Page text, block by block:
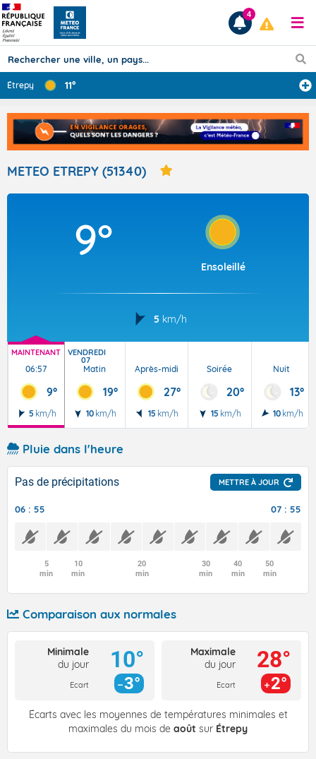
Prévisions
TOUS LES RÉSULTATS
Articles
4
Étrepy 11°
METEO ETREPY (51340)
9°
Ensoleillé
5 km/h
MAINTENANT
06:57
9°
5 km/h
VENDREDI
07
Matin
19°
10 km/h
Après-midi
27°
15 km/h
Soirée
20°
15 km/h
Nuit
13°
10 km/h
Pluie dans l'heure
Pas de précipitations METTRE À JOUR
06 : 55 07 : 55
5
min
10
min
20
min
30
min
40
min
50
min
Comparaison aux normales
Minimale
du jour
Ecart
10°
3°
Maximale
du jour
Ecart
28°
2°
Écarts avec les moyennes de températures minimales et
maximales du mois de août sur Étrepy